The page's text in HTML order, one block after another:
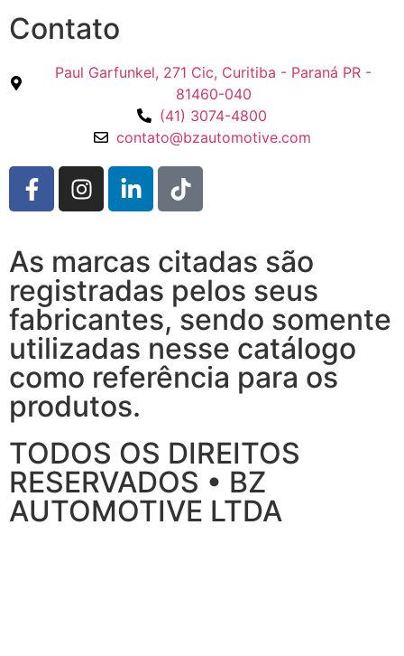
Contato
Paul Garfunkel, 271 Cic, Curitiba - Paraná PR -
81460-040
(41) 3074-4800
contato@bzautomotive.com
As marcas citadas são
registradas pelos seus
fabricantes, sendo somente
utilizadas nesse catálogo
como referência para os
produtos.
TODOS OS DIREITOS
RESERVADOS • BZ
AUTOMOTIVE LTDA